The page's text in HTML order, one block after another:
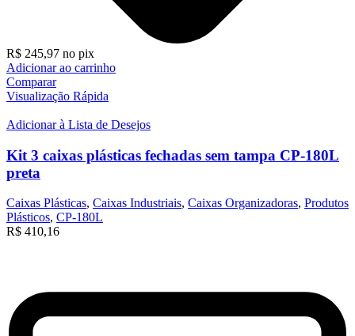
R$ 245,97 no pix
Adicionar ao carrinho
Comparar
Visualização Rápida
Adicionar à Lista de Desejos
Kit 3 caixas plásticas fechadas sem tampa CP-180L
preta
Caixas Plásticas, Caixas Industriais, Caixas Organizadoras, Produtos
Plásticos, CP-180L
R$ 410,16